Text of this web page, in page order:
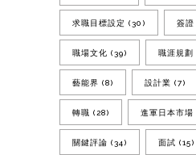
求職目標設定 (30) 簽證
職場文化 (39) 職涯規劃
藝能界 (8) 設計業 (7)
轉職 (28) 進軍日本市場
關鍵評論 (34) 面試 (15)